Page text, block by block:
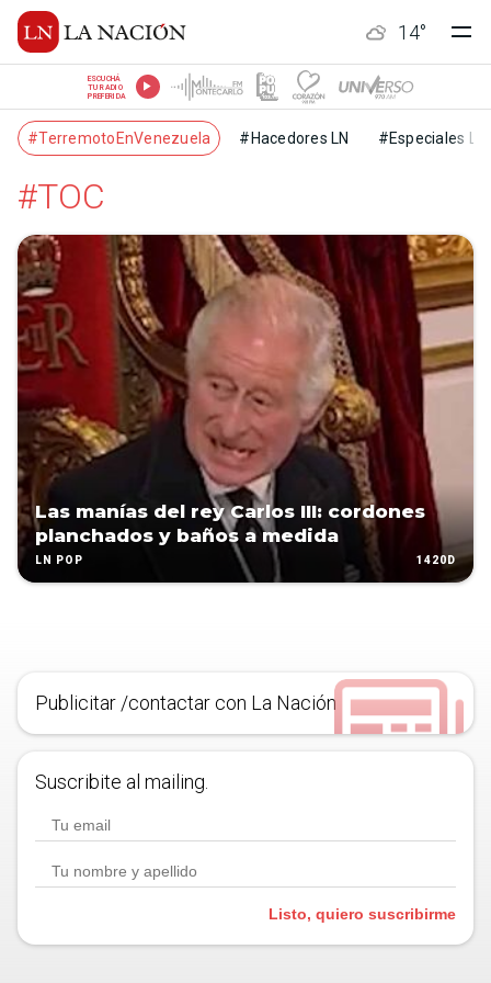
14°
ESCUCHÁ
TU RADIO
PREFERIDA
#TerremotoEnVenezuela #Hacedores LN #Especiales LN
#TOC
Las manías del rey Carlos III: cordones
planchados y baños a medida
LN POP 1420D
Publicitar /contactar con La Nación
Suscribite al mailing.
Listo, quiero suscribirme